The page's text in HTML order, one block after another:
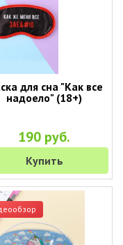
для сна "Как все
надоело" (18+)
190 руб.
Купить